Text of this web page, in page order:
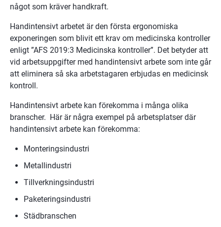
något som kräver handkraft.
Handintensivt arbetet är den första ergonomiska
exponeringen som blivit ett krav om medicinska kontroller
enligt ”AFS 2019:3 Medicinska kontroller”. Det betyder att
vid arbetsuppgifter med handintensivt arbete som inte går
att eliminera så ska arbetstagaren erbjudas en medicinsk
kontroll.
Handintensivt arbete kan förekomma i många olika
branscher.  Här är några exempel på arbetsplatser där
handintensivt arbete kan förekomma:
Monteringsindustri
Metallindustri
Tillverkningsindustri
Paketeringsindustri
Städbranschen